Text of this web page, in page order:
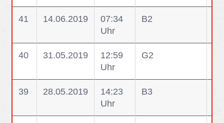
41 14.06.2019
07:34
Uhr
B2
40 31.05.2019
12:59
Uhr
G2
39 28.05.2019
14:23
Uhr
B3